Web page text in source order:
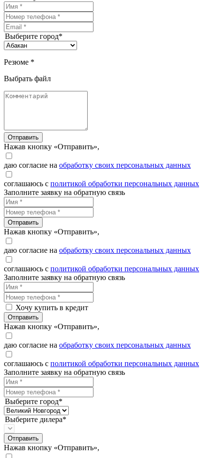
Выберите город*
Резюме *
Выбрать файл
Отправить
Нажав кнопку «Отправить»,
даю согласие на обработку своих персональных данных
соглашаюсь с политикой обработки персональных данных
Заполните заявку на обратную связь
Отправить
Нажав кнопку «Отправить»,
даю согласие на обработку своих персональных данных
соглашаюсь с политикой обработки персональных данных
Заполните заявку на обратную связь
Хочу купить в кредит
Отправить
Нажав кнопку «Отправить»,
даю согласие на обработку своих персональных данных
соглашаюсь с политикой обработки персональных данных
Заполните заявку на обратную связь
Выберите город*
Выберите дилера*
Отправить
Нажав кнопку «Отправить»,